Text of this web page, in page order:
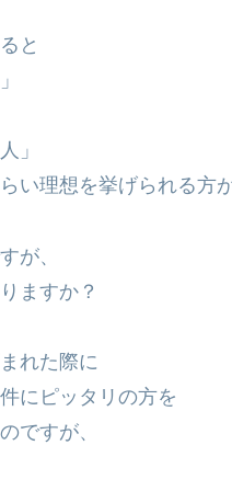
と
」
い理想を挙げられる方
が、
ますか？
れた際に
にピッタリの方を
ですが、